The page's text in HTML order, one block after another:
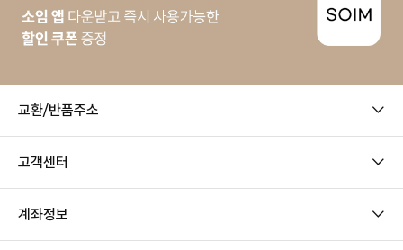
교환/반품주소
고객센터
계좌정보